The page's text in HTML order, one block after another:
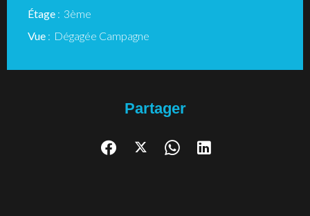
Étage
3ème
Vue
Dégagée Campagne
Partager